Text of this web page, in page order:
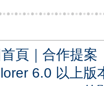
頁 ｜ 合作提案
6.0 以上